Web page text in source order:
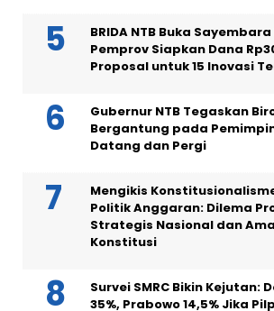
BRIDA NTB Buka
Pemprov Siapkan Dana
Proposal untuk 15 Inovasi
Gubernur NTB Tegaskan
Bergantung pada
Datang dan Pergi
Mengikis
Politik Anggaran: Dilema
Strategis Nasional dan
Konstitusi
Survei SMRC Bikin Kejutan:
35%, Prabowo 14,5% Jika